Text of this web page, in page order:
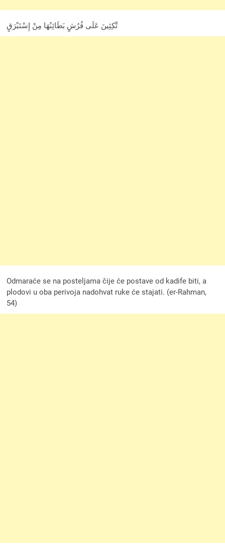
تَّكِئِينَ عَلَى فُرُشٍ بَطَائِنُهَا مِنْ إِسْتَبْرَقٍ
Odmaraće se na posteljama čije će postave od kadife biti, a
plodovi u oba perivoja nadohvat ruke će stajati. (er-Rahman,
54)